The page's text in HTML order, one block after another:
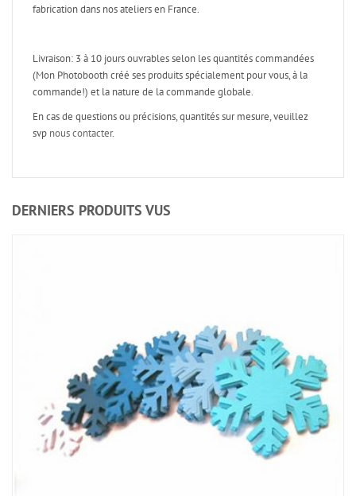
fabrication dans nos ateliers en France.
Livraison: 3 à 10 jours ouvrables selon les quantités commandées
(Mon Photobooth créé ses produits spécialement pour vous, à la
commande!) et la nature de la commande globale.
En cas de questions ou précisions, quantités sur mesure, veuillez
svp nous contacter.
DERNIERS PRODUITS VUS